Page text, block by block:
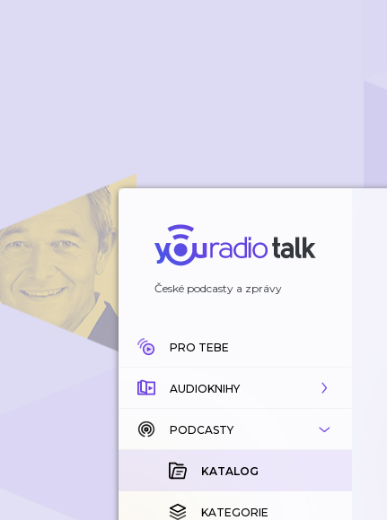
České podcasty a zprávy
PRO TEBE
AUDIOKNIHY
KATALOG
KOUPENÉ
KATEGORIE
PODCASTY
KATALOG
KATEGORIE